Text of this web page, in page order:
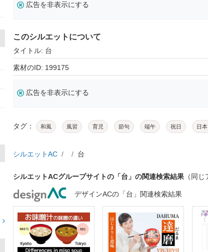
広告を非表示にする
このシルエットについて
タイトル: 台
素材のID: 199175
広告を非表示にする
タグ： 和風 風習 育児 節句 端午 祝日 日本
シルエットAC 台
シルエットACグループサイトの「台」の関連検索結果 （同
デザインACの「台」関連検索結果